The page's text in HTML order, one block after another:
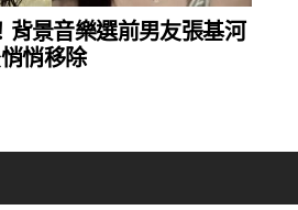
背景音樂選前男友張基河
悄移除